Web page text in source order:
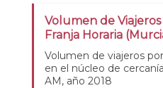
Volumen de
Franja Horaria
Volumen de viajeros
en el núcleo de
AM, año 2018